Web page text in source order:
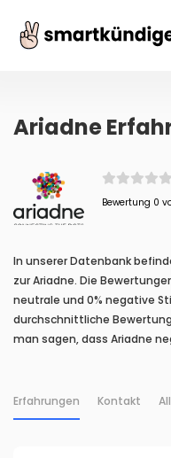
Ariadne
Bewertung 0
In unserer Datenbank
zur Ariadne. Die
neutrale und 0% negative
durchschnittliche
man sagen, dass Ariadne
Erfahrungen Kontakt